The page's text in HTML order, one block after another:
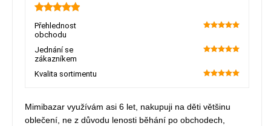
5
Přehlednost
obchodu
Jednání se
zákazníkem
Kvalita sortimentu
Mimibazar využívám asi 6 let, nakupuji na děti většinu
oblečení, ne z důvodu lenosti běhání po obchodech,